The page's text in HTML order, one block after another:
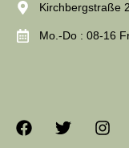
Kirchbergstraße
Mo.-Do : 08-16